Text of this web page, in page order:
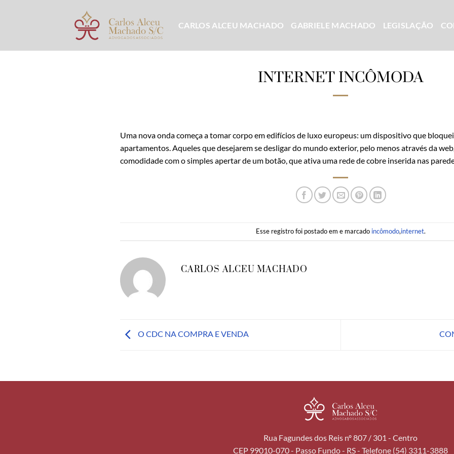
CARLOS ALCEU MACHADO GABRIELE MACHADO LEGISLAÇÃO
INTERNET INCÔMODA
Uma nova onda começa a tomar corpo em edifícios de luxo europeus: um dispositivo que
apartamentos. Aqueles que desejarem se desligar do mundo exterior, pelo menos através da
comodidade com o simples apertar de um botão, que ativa uma rede de cobre inserida nas
Esse registro foi postado em e marcado incômodo,internet.
CARLOS ALCEU MACHADO
O CDC NA COMPRA E VENDA
Rua Fagundes dos Reis nº 807 / 301 - Centro
CEP 99010-070 - Passo Fundo - RS - Telefone (54) 3311-3888